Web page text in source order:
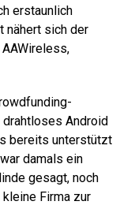
erstaunlich
nähert sich der
Android
bereits unterstützt
damals ein
gesagt, noch
Firma zur